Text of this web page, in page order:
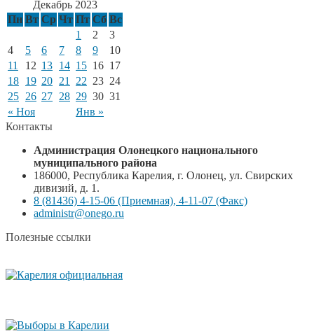
Декабрь 2023
Пн Вт Ср Чт Пт Сб Вс
« Ноя Янв »
1 2
3
4
5 6 7 8 9
10
11
12 13 14 15 16 17
18 19 20 21 22 23 24
25 26 27 28 29 30 31
Контакты
Администрация Олонецкого национального
муниципального района
186000, Республика Карелия, г. Олонец, ул. Свирских
дивизий, д. 1.
8 (81436) 4-15-06 (Приемная), 4-11-07 (Факс)
administr@onego.ru
Полезные ссылки